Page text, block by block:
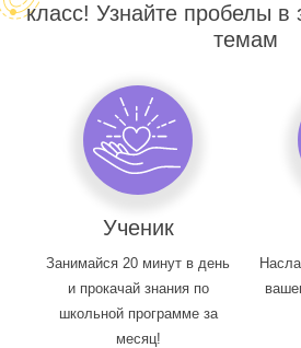
класс! Узнайте пробелы в
темам
Ученик
Занимайся 20 минут в день
и прокачай знания по
школьной программе за
месяц!